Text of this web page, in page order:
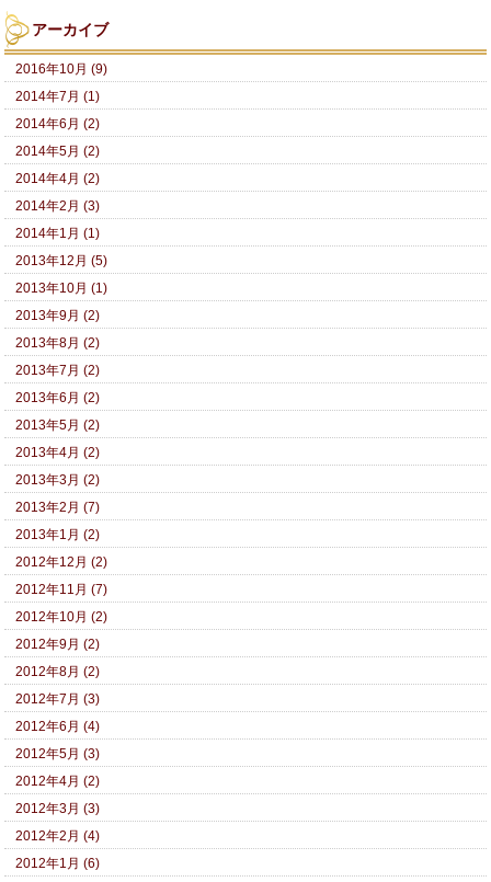
アーカイブ
2016年10月 (9)
2014年7月 (1)
2014年6月 (2)
2014年5月 (2)
2014年4月 (2)
2014年2月 (3)
2014年1月 (1)
2013年12月 (5)
2013年10月 (1)
2013年9月 (2)
2013年8月 (2)
2013年7月 (2)
2013年6月 (2)
2013年5月 (2)
2013年4月 (2)
2013年3月 (2)
2013年2月 (7)
2013年1月 (2)
2012年12月 (2)
2012年11月 (7)
2012年10月 (2)
2012年9月 (2)
2012年8月 (2)
2012年7月 (3)
2012年6月 (4)
2012年5月 (3)
2012年4月 (2)
2012年3月 (3)
2012年2月 (4)
2012年1月 (6)